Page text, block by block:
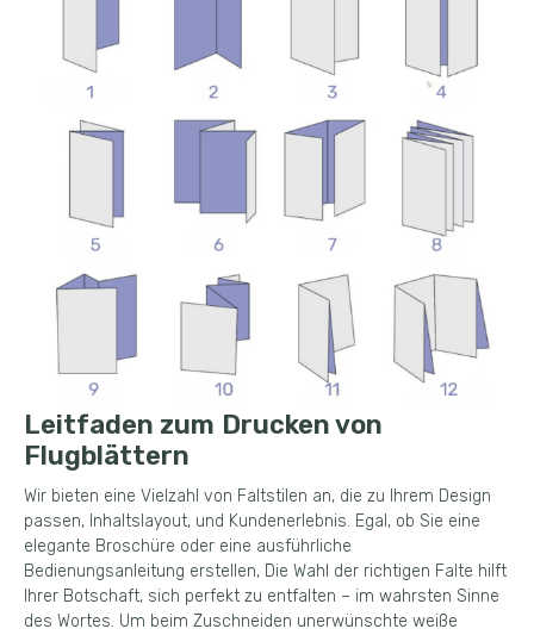
Leitfaden zum Drucken von
Flugblättern
Wir bieten eine Vielzahl von Faltstilen an, die zu Ihrem Design
passen, Inhaltslayout, und Kundenerlebnis. Egal, ob Sie eine
elegante Broschüre oder eine ausführliche
Bedienungsanleitung erstellen, Die Wahl der richtigen Falte hilft
Ihrer Botschaft, sich perfekt zu entfalten – im wahrsten Sinne
des Wortes. Um beim Zuschneiden unerwünschte weiße